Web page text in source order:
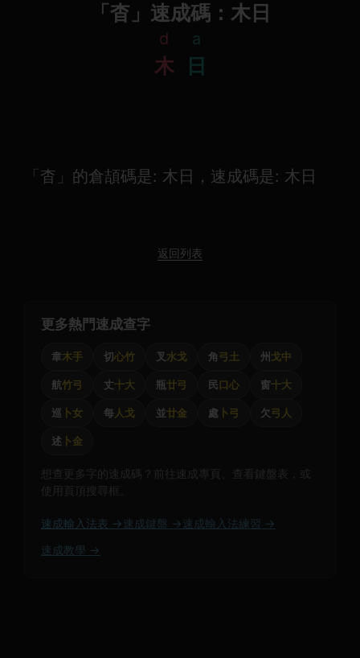
「杳」速成碼：木日
d
木
a
日
「杳」的倉頡碼是: 木日，速成碼是: 木日
返回列表
更多熱門速成查字
韋木手 切心竹 叉 水戈 角弓土 州 戈中
航竹弓 丈十大 瓶廿弓 民口心 窗十大
巡 卜女 每人戈 並廿金 處 卜弓 欠弓人
述 卜金
想查更多字的速成碼？前往速成專頁、查看鍵盤表，或
使用頁頂搜尋框。
速成輸入法表 → 速成鍵盤 → 速成輸入法練習 →
速成教學 →